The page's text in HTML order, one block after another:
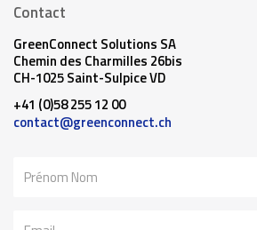
Contact
GreenConnect Solutions SA
Chemin des Charmilles 26bis
CH-1025 Saint-Sulpice VD
+41 (0)58 255 12 00
contact@greenconnect.ch